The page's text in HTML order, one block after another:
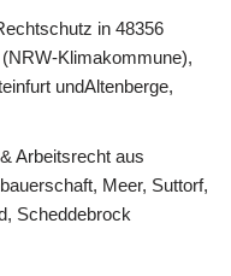
in 48356
Klimakommune),
undAltenberge,
Arbeitsrecht aus
Meer, Suttorf,
Scheddebrock